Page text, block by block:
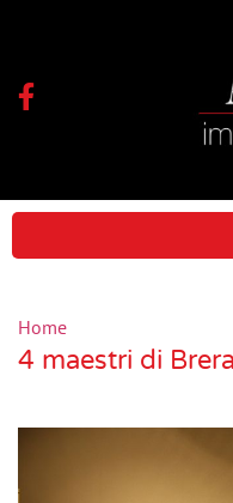
Home
4 maestri di